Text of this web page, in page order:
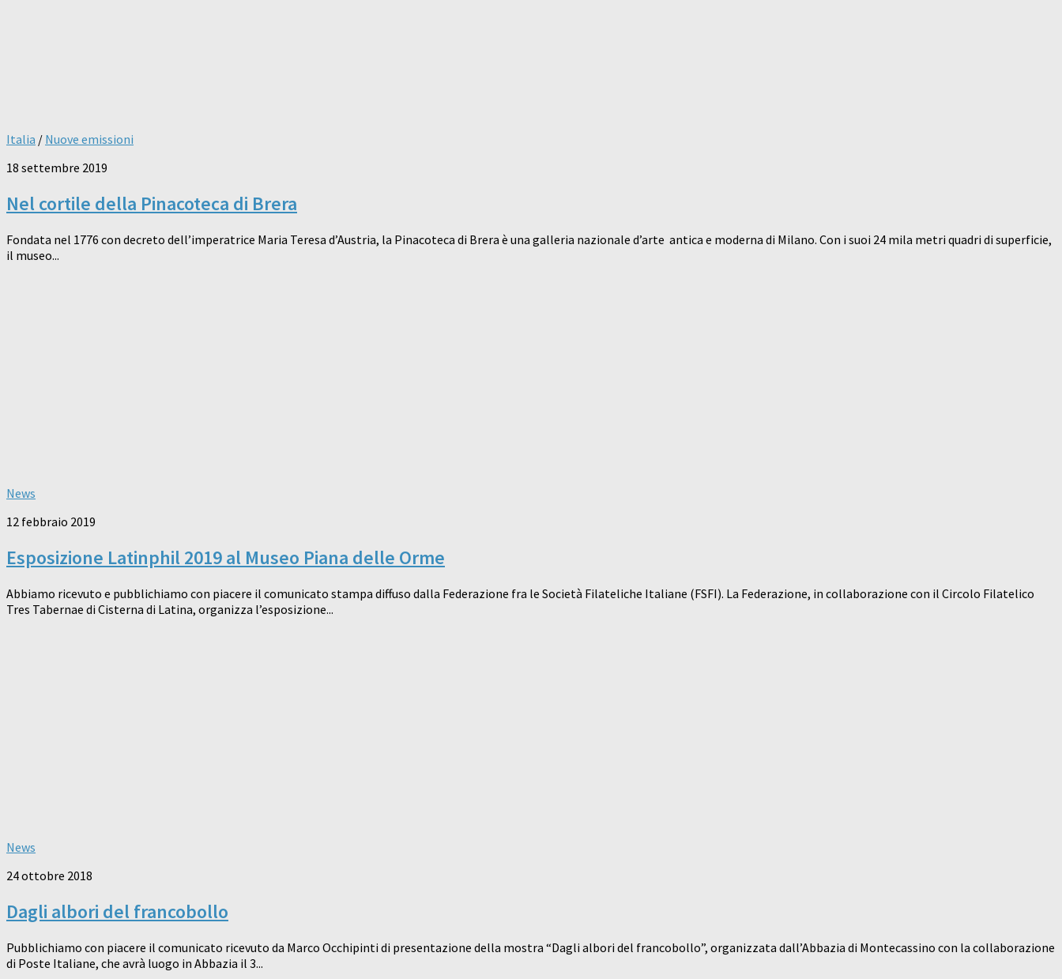
Italia / Nuove emissioni
18 settembre 2019
Nel cortile della Pinacoteca di Brera
Fondata nel 1776 con decreto dell’imperatrice Maria Teresa d’Austria, la Pinacoteca di Brera è una galleria nazionale d’arte antica e moderna di Milano. Con i suoi 24 mila metri quadri di superficie,
il museo...
News
12 febbraio 2019
Esposizione Latinphil 2019 al Museo Piana delle Orme
Abbiamo ricevuto e pubblichiamo con piacere il comunicato stampa diffuso dalla Federazione fra le Società Filateliche Italiane (FSFI). La Federazione, in collaborazione con il Circolo Filatelico
Tres Tabernae di Cisterna di Latina, organizza l’esposizione...
News
24 ottobre 2018
Dagli albori del francobollo
Pubblichiamo con piacere il comunicato ricevuto da Marco Occhipinti di presentazione della mostra “Dagli albori del francobollo”, organizzata dall’Abbazia di Montecassino con la collaborazione
di Poste Italiane, che avrà luogo in Abbazia il 3...